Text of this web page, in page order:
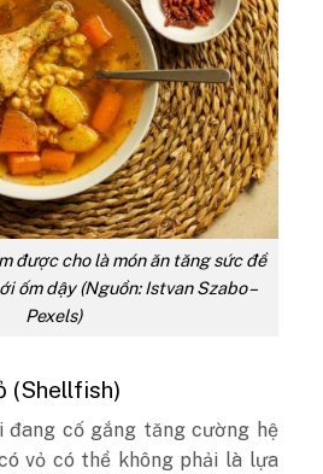
được cho là món ăn tăng sức đề
ốm dậy (Nguồn: Istvan Szabo –
Pexels)
(Shellfish)
đang cố gắng tăng cường hệ
vỏ có thể không phải là lựa